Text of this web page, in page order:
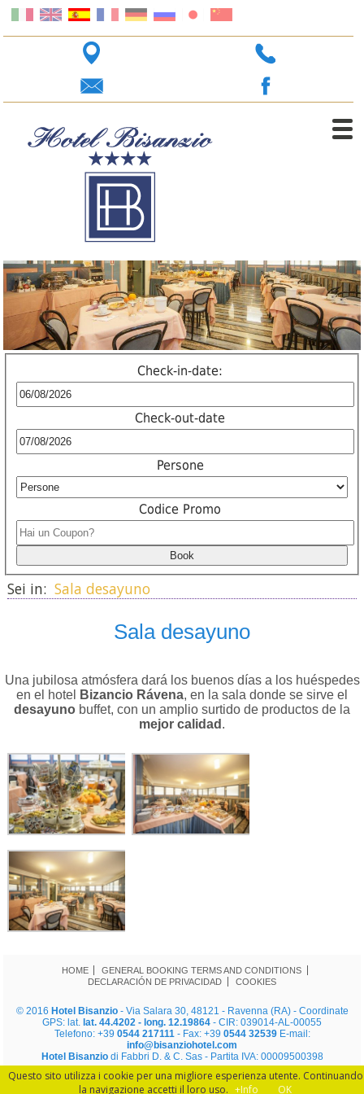
Check-in-date:
Check-out-date
Persone
Codice Promo
Sei in: Sala desayuno
Sala desayuno
Una jubilosa atmósfera dará los buenos días a los huéspedes
en el hotel
Bizancio Rávena, en la sala donde se sirve el
desayuno buffet, con un amplio surtido de productos de la
mejor calidad .
HOME
GENERAL BOOKING TERMS AND CONDITIONS
DECLARACIÓN DE PRIVACIDAD
COOKIES
© 2016 Hotel Bisanzio- Via Salara 30, 48121 - Ravenna (RA) - Coordinate
GPS: lat. lat. 44.4202 - long. 12.19864 - CIR: 039014-AL-00055
Telefono: +39 0544 217111- Fax: +39 0544 32539E-mail:
info@bisanziohotel.com
Hotel Bisanziodi Fabbri D. & C. Sas - Partita IVA: 00009500398
Questo sito utilizza i cookie per una migliore esperienza utente. Continuando
la navigazione accetti il loro uso. +Info OK